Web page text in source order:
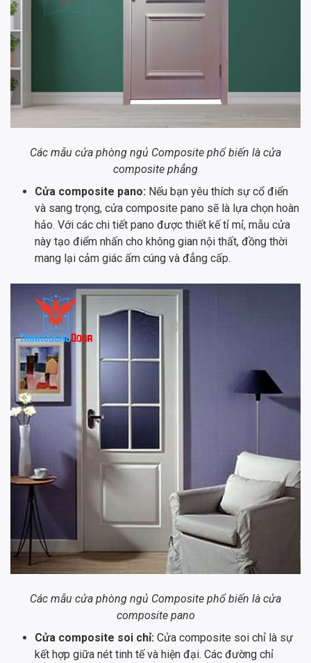
Các mẫu cửa phòng ngủ Composite phổ biến là cửa
composite phẳng
Cửa composite pano: Nếu bạn yêu thích sự cổ điển
và sang trọng, cửa composite pano sẽ là lựa chọn hoàn
hảo. Với các chi tiết pano được thiết kế tỉ mỉ, mẫu cửa
này tạo điểm nhấn cho không gian nội thất, đồng thời
mang lại cảm giác ấm cúng và đẳng cấp.
Các mẫu cửa phòng ngủ Composite phổ biến là cửa
composite pano
Cửa composite soi chỉ: Cửa composite soi chỉ là sự
kết hợp giữa nét tinh tế và hiện đại. Các đường chỉ